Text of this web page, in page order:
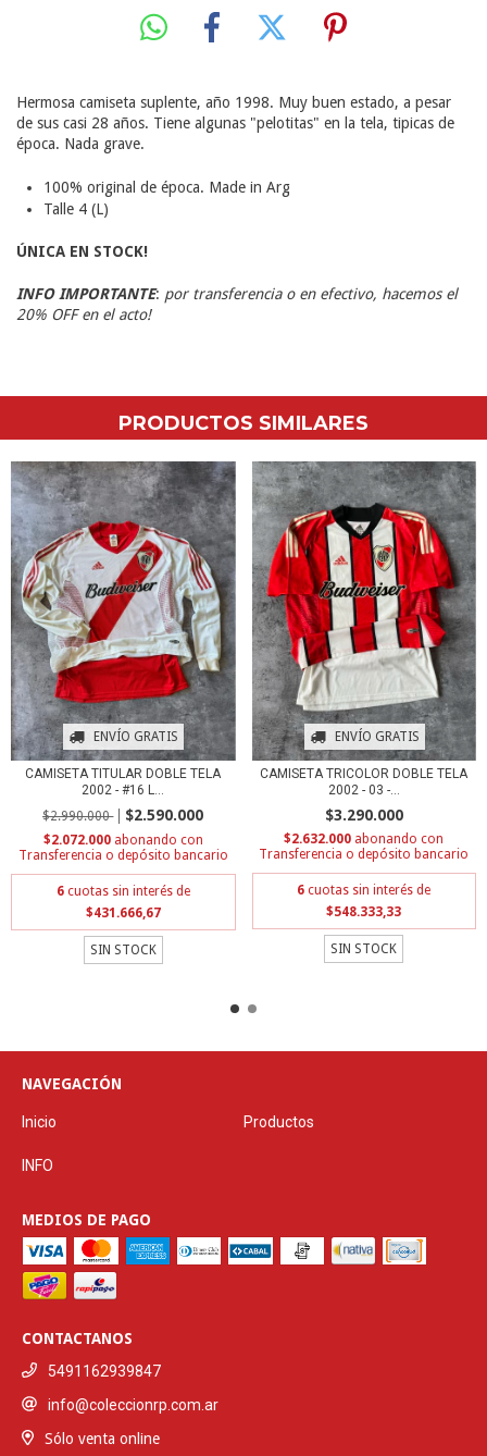
Hermosa camiseta suplente, año 1998. Muy buen estado, a pesar
de sus casi 28 años. Tiene algunas "pelotitas" en la tela, tipicas de
época. Nada grave.
100% original de época. Made in Arg
Talle 4 (L)
ÚNICA EN STOCK!
INFO IMPORTANTE: por transferencia o en efectivo, hacemos el
20% OFF en el acto!
PRODUCTOS SIMILARES
ENVÍO GRATIS
CAMISETA TITULAR DOBLE TELA
2002 - #16 L...
$2.990.000
$2.590.000
$2.072.000
con
Transferencia o depósito bancario
6 cuotas sin interés de
$431.666,67
SIN STOCK
ENVÍO GRATIS
CAMISETA TRICOLOR DOBLE TELA
2002 - 03 -...
$3.290.000
$2.632.000
con
Transferencia o depósito bancario
6 cuotas sin interés de
$548.333,33
SIN STOCK
NAVEGACIÓN
Inicio Productos
INFO
MEDIOS DE PAGO
CONTACTANOS
5491162939847
info@coleccionrp.com.ar
Sólo venta online